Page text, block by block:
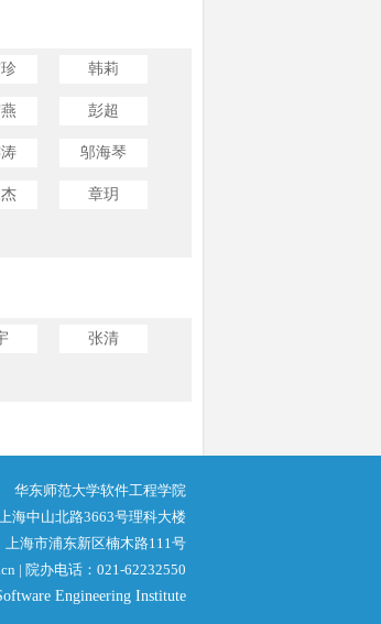
韩莉
彭超
邬海琴
章玥
张清
华东师范大学软件工程学院
海中山北路3663号理科大楼
浦东新区楠木路111号
| 院办电话：021-62232550
Engineering Institute